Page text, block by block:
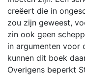
creëert die in
zou zijn geweest,
zin ook geen
in argumenten voor
kunnen dit boek
Overigens beperkt